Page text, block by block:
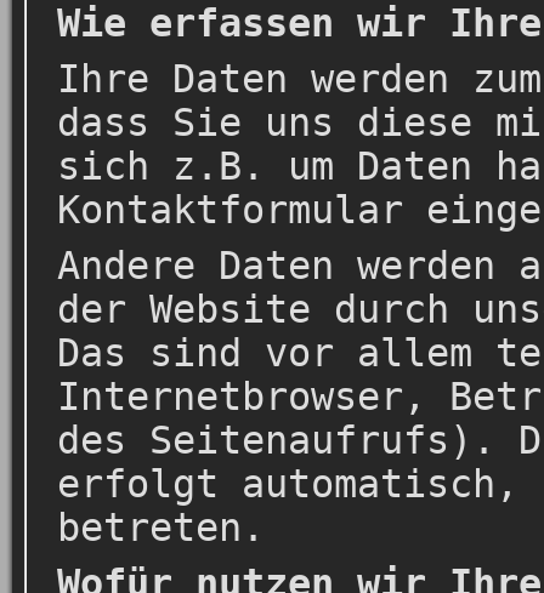
Wie erfassen wir Ihre
Ihre Daten werden
dass Sie uns diese
sich z.B. um Daten
Kontaktformular
Andere Daten werden
der Website durch
Das sind vor allem
Internetbrowser,
des Seitenaufrufs).
erfolgt automatisch,
betreten.
Wofür nutzen wir Ihre